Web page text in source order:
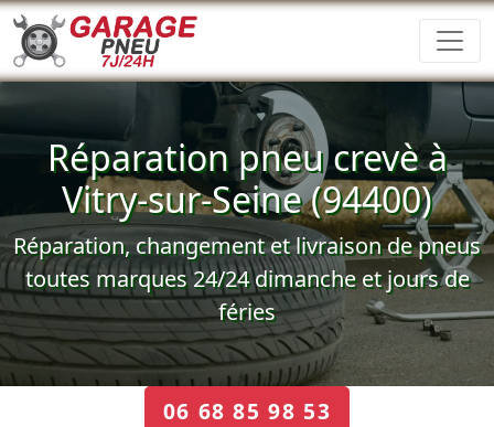
Réparation pneu crevè à
Vitry-sur-Seine (94400)
Réparation, changement et livraison de pneus
toutes marques 24/24 dimanche et jours de
féries
06 68 85 98 53